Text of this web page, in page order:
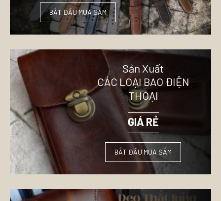
BẮT ĐẦU MUA SẮM
Sản Xuất
CÁC LOẠI BAO ĐIỆN
THOẠI
GIÁ RẺ
BẮT ĐẦU MUA SẮM